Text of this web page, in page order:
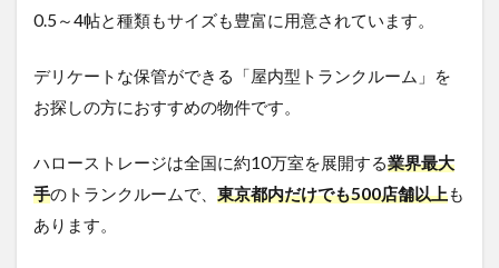
0.5～4帖と種類もサイズも豊富に用意されています。
デリケートな保管ができる「屋内型トランクルーム」を
お探しの方におすすめの物件です。
ハローストレージは全国に約10万室を展開する業界最大
手のトランクルームで、 東京都内だけでも500店舗以上も
あります。